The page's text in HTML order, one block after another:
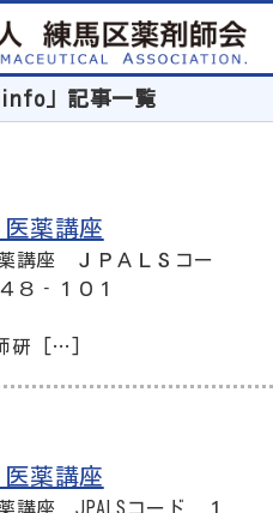
info」記事一覧
薬講座
講座 ＪＰＡＬＳコー
８‐１０１
[…]
薬講座
講座 JPALSコード １